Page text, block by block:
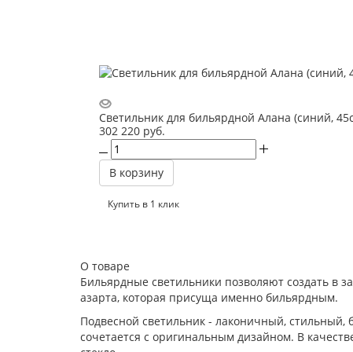
Светильник для бильярдной Алана (синий,
302 220 руб.
В корзину
Купить в 1 клик
О товаре
Бильярдные светильники позволяют создать в
азарта, которая присуща именно бильярдным.
Подвесной светильник - лаконичный,
сочетается с оригинальным дизайном. В